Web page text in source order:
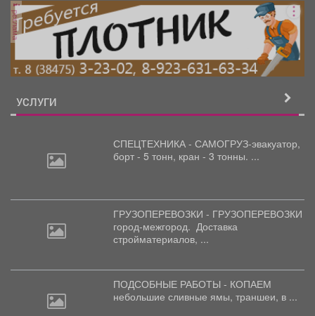
реклама
УСЛУГИ
СПЕЦТЕХНИКА - САМОГРУЗ-эвакуатор,
борт - 5 тонн, кран - 3 тонны. ...
ГРУЗОПЕРЕВОЗКИ - ГРУЗОПЕРЕВОЗКИ
город-межгород. Доставка
стройматериалов, ...
ПОДСОБНЫЕ РАБОТЫ - КОПАЕМ
небольшие сливные ямы, траншеи, в ...